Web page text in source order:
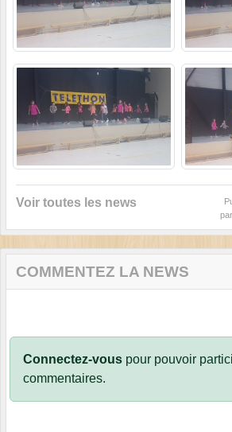
Voir toutes les news
par
COMMENTEZ LA NEWS
Connectez-vous pour pouvoir
commentaires.